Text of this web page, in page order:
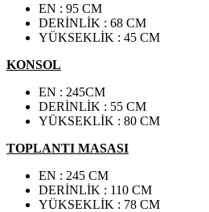
EN : 95 CM
DERİNLİK : 68 CM
YÜKSEKLİK : 45 CM
KONSOL
EN : 245CM
DERİNLİK : 55 CM
YÜKSEKLİK : 80 CM
TOPLANTI MASASI
EN : 245 CM
DERİNLİK : 110 CM
YÜKSEKLİK : 78 CM